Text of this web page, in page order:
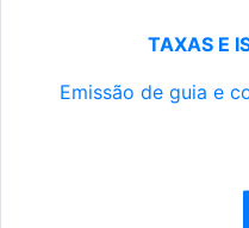
TAXAS E
Emissão de guia e